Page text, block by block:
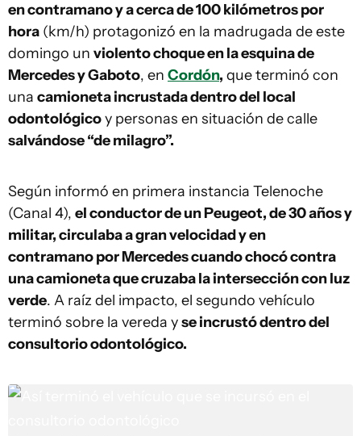
en contramano y a cerca de 100 kilómetros por
hora (km/h) protagonizó en la madrugada de este
domingo un violento choque en la esquina de
Mercedes y Gaboto, en Cordón, que terminó con
una camioneta incrustada dentro del local
odontológicoy personas en situación de calle
salvándose “de milagro”.
Según informó en primera instancia Telenoche
(Canal 4), el conductor de un Peugeot, de 30 años y
militar, circulaba a gran velocidad y en
contramano por Mercedes cuando chocó contra
una camioneta que cruzaba la intersección con luz
verde. A raíz del impacto, el segundo vehículo
terminó sobre la vereda yse incrustó dentro del
consultorio odontológico.